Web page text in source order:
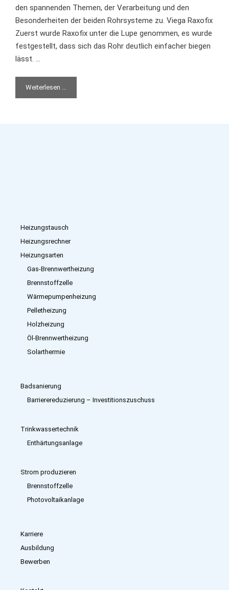
den spannenden Themen, der Verarbeitung und den
Besonderheiten der beiden Rohrsysteme zu. Viega Raxofix
Zuerst wurde Raxofix unter die Lupe genommen, es wurde
festgestellt, dass sich das Rohr deutlich einfacher biegen
lässt. …
Weiterlesen …
Heizungstausch
Heizungsrechner
Heizungsarten
Gas-Brennwertheizung
Brennstoffzelle
Wärmepumpenheizung
Pelletheizung
Holzheizung
Öl-Brennwertheizung
Solarthermie
Badsanierung
Barrierereduzierung – Investitions­zuschuss
Trinkwassertechnik
Enthärtungsanlage
Strom produzieren
Brennstoffzelle
Photovoltaikanlage
Karriere
Ausbildung
Bewerben